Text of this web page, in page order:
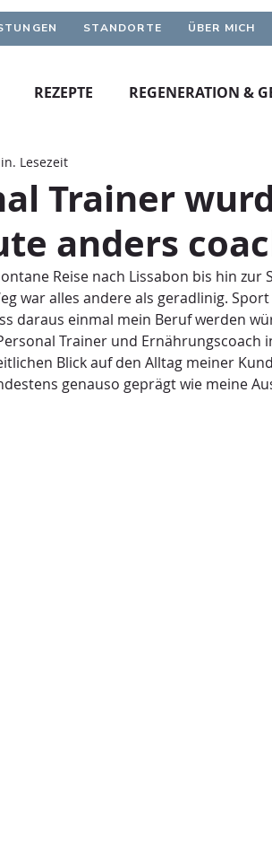
STANDORTE ÜBER MICH
REZEPTE REGENERATION &
Trainer
anders
Lesezeit
Reise nach Lissabon bis hin zur
war alles andere als geradlinig.
daraus einmal mein Beruf werden
Trainer und Ernährungscoach
Blick auf den Alltag meiner
genauso geprägt wie meine